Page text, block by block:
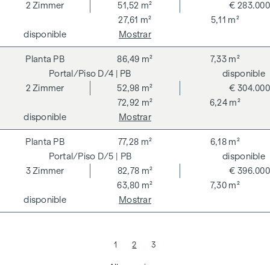
2Zimmer 51,52 m²
27,61 m² 5,11 m²
€ 283.000
disponible Mostrar
D/4 | PB
PB
2Zimmer 52,98 m²
86,49 m² 7,33 m²
72,92 m² 6,24 m²
€ 304.000
disponible
disponible
Mostrar
D/5 | PB
PB
3Zimmer 82,78 m²
77,28 m² 6,18 m²
63,80 m² 7,30 m²
€ 396.000
disponible
disponible
Mostrar
1 2 3